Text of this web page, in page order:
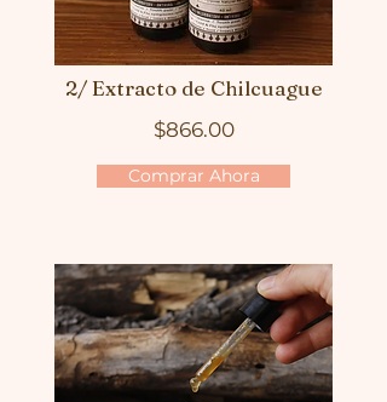
2/ Extracto de Chilcuague
$866.00
Comprar Ahora